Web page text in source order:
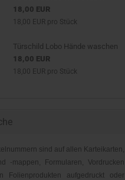
18,00 EUR
18,00 EUR pro Stück
Türschild Lobo Hände waschen
18,00 EUR
18,00 EUR pro Stück
sind auf allen Karteikarten,
-mappen, Formularen, Vordrucken
Folienprodukten aufgedruckt oder